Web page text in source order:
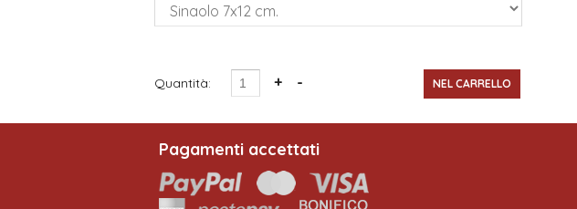
Quantità:
Pagamenti accettati